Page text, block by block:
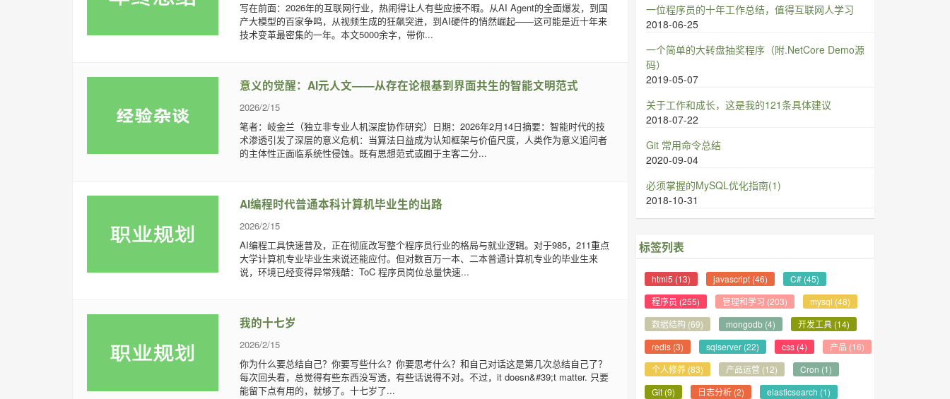
写在前面：2026年的互联网行业，热闹得让人有些应接不暇。从AI Agent的全面爆发，到国
产大模型的百家争鸣，从视频生成的狂飙突进，到AI硬件的悄然崛起——这可能是近十年来
技术变革最密集的一年。本文5000余字，带你...
意义的觉醒：AI元人文——从存在论根基到界面共生的智能文明范式
2026/2/15
笔者：岐金兰（独立非专业人机深度协作研究）日期：2026年2月14日摘要：智能时代的技
术渗透引发了深层的意义危机：当算法日益成为认知框架与价值尺度，人类作为意义追问者
的主体性正面临系统性侵蚀。既有思想范式或囿于主客二分...
AI编程时代普通本科计算机毕业生的出路
2026/2/15
AI编程工具快速普及，正在彻底改写整个程序员行业的格局与就业逻辑。对于985，211重点
大学计算机专业毕业生来说还能应付。但对数百万一本、二本普通计算机专业的毕业生来
说，环境已经变得异常残酷：ToC 程序员岗位总量快速...
我的十七岁
2026/2/15
你为什么要总结自己？你要写些什么？你要思考什么？和自己对话这是第几次总结自己了？
每次回头看，总觉得有些东西没写透，有些话说得不对。不过，it doesn&#39;t matter. 只要
能留下点有用的，就够了。十七岁了...
一位程序员的十年工作总结，值得互联网人学习
2018-06-25
一个简单的大转盘抽奖程序（附.NetCore Demo源
码）
2019-05-07
关于工作和成长，这是我的121条具体建议
2018-07-22
Git 常用命令总结
2020-09-04
必须掌握的MySQL优化指南(1)
2018-10-31
标签列表
html5 (13) javascript(46) C#(45)
程序员 (255) 管理和学习 (203) mysql (48)
数据结构 (69) mongodb(4) 开发工具(14)
redis(3) sqlserver(22) css(4) 产品 (16)
个人修养(83) 产品运营 (12) Cron (1)
Git(9) 日志分析(2) elasticsearch (1)